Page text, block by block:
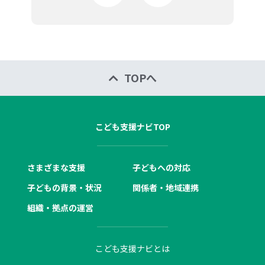
TOPへ
こども支援ナビTOP
さまざまな支援
子どもへの対応
子どもの背景・状況
関係者・地域連携
組織・拠点の運営
こども支援ナビとは